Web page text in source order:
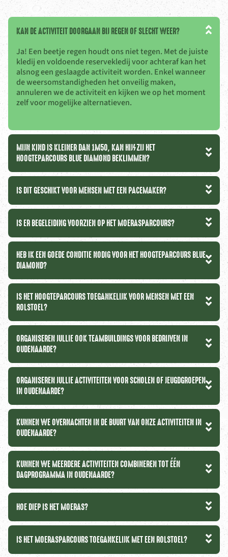
KAN DE ACTIVITEIT DOORGAAN BIJ REGEN OF SLECHT WEER?
Ja! Een beetje regen houdt ons niet tegen. Met de juiste
kledij en voldoende reservekledij voor achteraf kan het
alsnog een geslaagde activiteit worden. Enkel wanneer
de weersomstandigheden het onveilig maken,
annuleren we de activiteit en kijken we op het moment
zelf voor mogelijke alternatieven.
MIJN KIND IS KLEINER DAN 1M50, KAN HIJ/ZIJ HET
HOOGTEPARCOURS BLUE DIAMOND BEKLIMMEN?
IS DIT GESCHIKT VOOR MENSEN MET EEN PACEMAKER?
IS ER BEGELEIDING VOORZIEN OP HET MOERASPARCOURS?
HEB IK EEN GOEDE CONDITIE NODIG VOOR HET HOOGTEPARCOURS BLUE
DIAMOND?
IS HET HOOGTEPARCOURS TOEGANKELIJK VOOR MENSEN MET EEN
ROLSTOEL?
ORGANISEREN JULLIE OOK TEAMBUILDINGS VOOR BEDRIJVEN IN
OUDENAARDE?
ORGANISEREN JULLIE ACTIVITEITEN VOOR SCHOLEN OF JEUGDGROEPEN
IN OUDENAARDE?
KUNNEN WE OVERNACHTEN IN DE BUURT VAN ONZE ACTIVITEITEN IN
OUDENAARDE?
KUNNEN WE MEERDERE ACTIVITEITEN COMBINEREN TOT ÉÉN
DAGPROGRAMMA IN OUDENAARDE?
HOE DIEP IS HET MOERAS?
IS HET MOERASPARCOURS TOEGANKELIJK MET EEN ROLSTOEL?